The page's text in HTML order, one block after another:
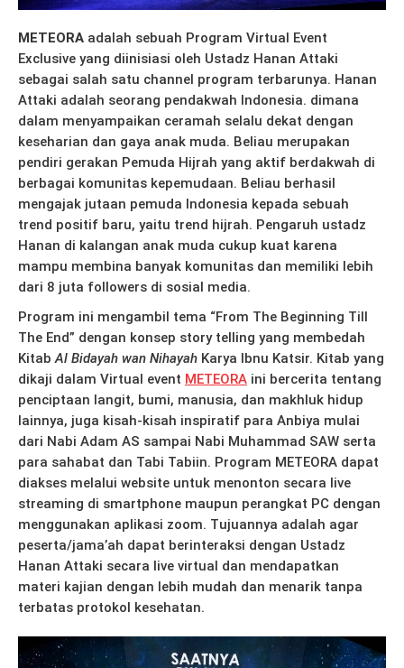
METEORA adalah sebuah Program Virtual Event
Exclusive yang diinisiasi oleh Ustadz Hanan Attaki
sebagai salah satu channel program terbarunya. Hanan
Attaki adalah seorang pendakwah Indonesia. dimana
dalam menyampaikan ceramah selalu dekat dengan
keseharian dan gaya anak muda. Beliau merupakan
pendiri gerakan Pemuda Hijrah yang aktif berdakwah di
berbagai komunitas kepemudaan. Beliau berhasil
mengajak jutaan pemuda Indonesia kepada sebuah
trend positif baru, yaitu trend hijrah. Pengaruh ustadz
Hanan di kalangan anak muda cukup kuat karena
mampu membina banyak komunitas dan memiliki lebih
dari 8 juta followers di sosial media.
Program ini mengambil tema “From The Beginning Till
The End” dengan konsep story telling yang membedah
KitabAl Bidayah wan Nihayah Karya Ibnu Katsir. Kitab yang
dikaji dalam Virtual event METEORA ini bercerita tentang
penciptaan langit, bumi, manusia, dan makhluk hidup
lainnya, juga kisah-kisah inspiratif para Anbiya mulai
dari Nabi Adam AS sampai Nabi Muhammad SAW serta
para sahabat dan Tabi Tabiin. Program METEORA dapat
diakses melalui website untuk menonton secara live
streaming di smartphone maupun perangkat PC dengan
menggunakan aplikasi zoom. Tujuannya adalah agar
peserta/jama’ah dapat berinteraksi dengan Ustadz
Hanan Attaki secara live virtual dan mendapatkan
materi kajian dengan lebih mudah dan menarik tanpa
terbatas protokol kesehatan.